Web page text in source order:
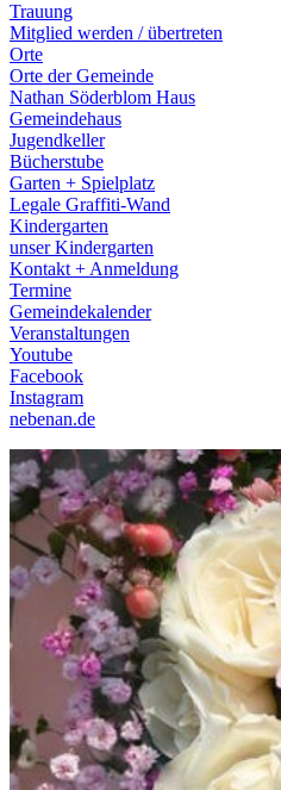
Trauung
Mitglied werden / übertreten
Orte
Orte der Gemeinde
Nathan Söderblom Haus
Gemeindehaus
Jugendkeller
Bücherstube
Garten + Spielplatz
Legale Graffiti-Wand
Kindergarten
unser Kindergarten
Kontakt + Anmeldung
Termine
Gemeindekalender
Veranstaltungen
Youtube
Facebook
Instagram
nebenan.de